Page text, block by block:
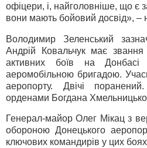
офіцери, і, найголовніше, що є
вони мають бойовий досвід», –
Володимир Зеленський
Андрій Ковальчук має
активних боїв на
аеромобільною бригадою.
аеропорту. Двічі
орденами Богдана
Генерал-майор Олег Мікац з
обороною Донецького
ключових командирів у цих